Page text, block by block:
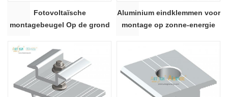
Fotovoltaïsche
montagebeugel Op de grond
voor zonnepaneel
Aluminium eindklemmen voor
montage op zonne-energie